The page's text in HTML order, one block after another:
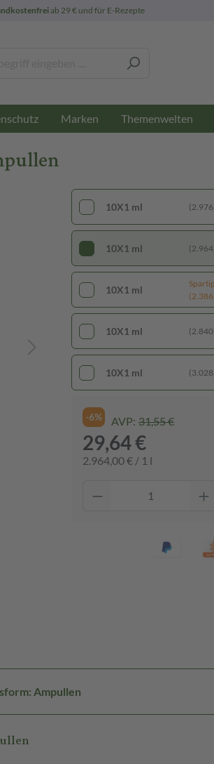
ab 29 € und für E-Rezepte
Marken Themenwelten
10X1 ml
10X1 ml
10X1 ml
10X1 ml
10X1 ml
-6% AVP: 31,55 €
29,64 €
2.964,00 € / 1 l
Ampullen